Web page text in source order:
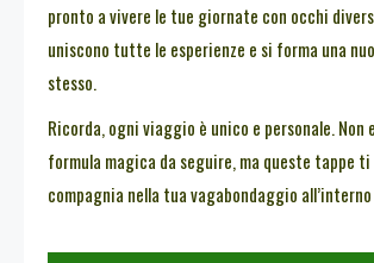
pronto a vivere le tue giornate con occhi
uniscono tutte le esperienze e si forma una
stesso.
Ricorda, ogni viaggio è unico e personale. Non
formula magica da seguire, ma queste tappe
compagnia nella tua vagabondaggio